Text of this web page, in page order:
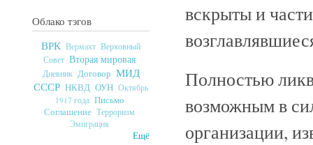
Облако тэгов
ВРК Вермахт Верховный
Совет Вторая мировая
Дневник Договор МИД
СССР НКВД ОУН Октябрь
1917 года Письмо
Соглашение Терроризм
Эмиграция
Ещё
вскрыты и
Полностью
возможным в
организации,